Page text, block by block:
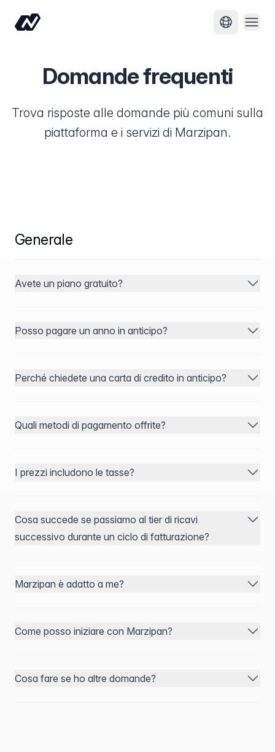
CambiaApri
Domande frequenti
Trova risposte alle domande più comuni sulla
piattaforma e i servizi di Marzipan.
Generale
Avete un piano gratuito?
Posso pagare un anno in anticipo?
Perché chiedete una carta di credito in anticipo?
Quali metodi di pagamento offrite?
I prezzi includono le tasse?
Cosa succede se passiamo al tier di ricavi
successivo durante un ciclo di fatturazione?
Marzipan è adatto a me?
Come posso iniziare con Marzipan?
Cosa fare se ho altre domande?